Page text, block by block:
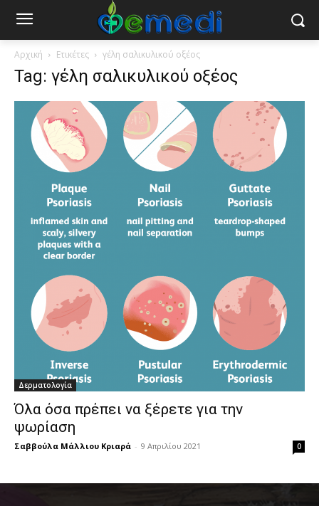
Αρχική Ετικέτες γέλη σαλικυλικού οξέος
Tag: γέλη σαλικυλικού οξέος
Δερματολογία
Όλα όσα πρέπει να ξέρετε για την
ψωρίαση
Σαββούλα Μάλλιου Κριαρά - 9 Απριλίου 2021 0